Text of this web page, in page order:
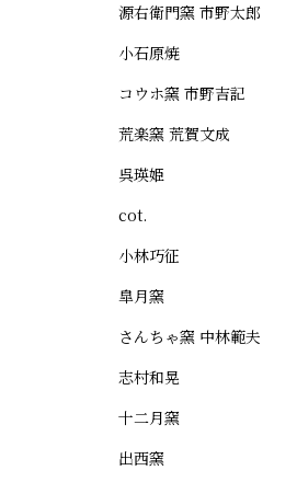
源右衛門窯 市野太郎
小石原焼
コウホ窯 市野吉記
荒楽窯 荒賀文成
呉瑛姫
cot.
小林巧征
皐月窯
さんちゃ窯 中林範夫
志村和晃
十二月窯
出西窯